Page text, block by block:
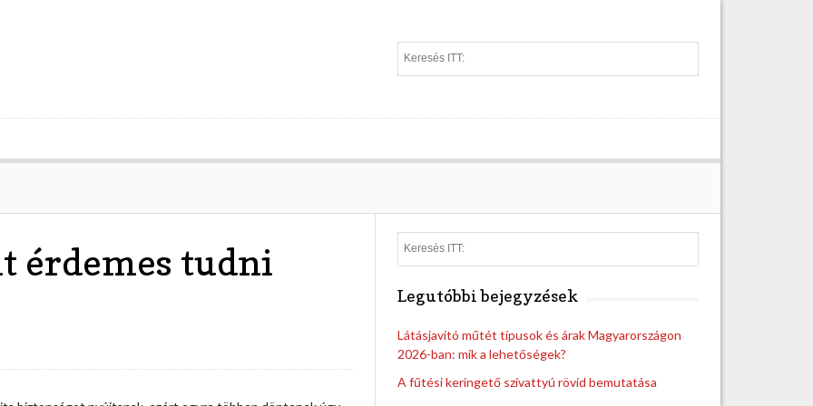
e
c
érdemes tudni
e
Legutóbbi bejegyzések
Látásjavító műtét típusok és árak Magyarországon
2026-ban: mik a lehetőségek?
A fűtési keringető szivattyú rövid bemutatása